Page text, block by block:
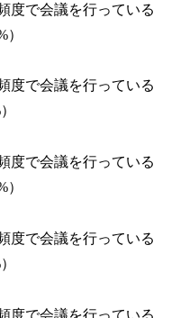
度で会議を行っている
度で会議を行っている
度で会議を行っている
度で会議を行っている
度で会議を行っている